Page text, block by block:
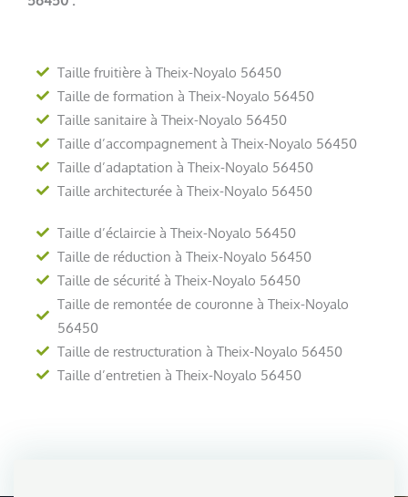
Taille fruitière à Theix-Noyalo 56450
Taille de formation à Theix-Noyalo 56450
Taille sanitaire à Theix-Noyalo 56450
Taille d’accompagnement à Theix-Noyalo 56450
Taille d’adaptation à Theix-Noyalo 56450
Taille architecturée à Theix-Noyalo 56450
Taille d’éclaircie à Theix-Noyalo 56450
Taille de réduction à Theix-Noyalo 56450
Taille de sécurité à Theix-Noyalo 56450
Taille de remontée de couronne à Theix-Noyalo
56450
Taille de restructuration à Theix-Noyalo 56450
Taille d’entretien à Theix-Noyalo 56450